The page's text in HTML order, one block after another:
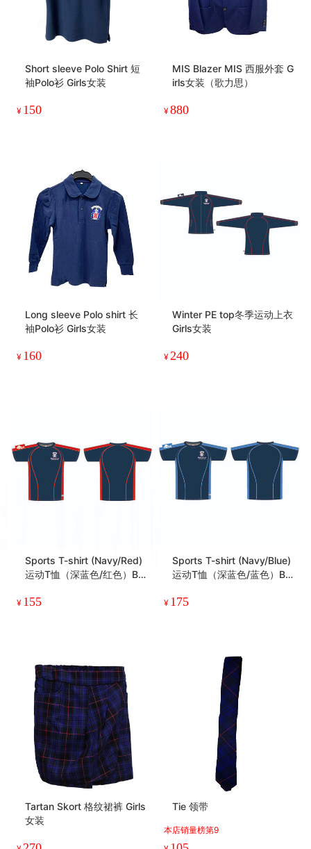
Short sleeve Polo Shirt 短
袖Polo衫 Girls女装
¥ 150
MIS Blazer MIS 西服外套 G
irls女装（歌力思）
¥880
Long sleeve Polo shirt 长
袖Polo衫 Girls女装
¥ 160
Winter PE top冬季运动上衣
Girls女装
¥240
Sports T-shirt (Navy/Red)
运动T恤（深蓝色/红色）Bo
¥ 155
Sports T-shirt (Navy/Blue)
运动T恤（深蓝色/蓝色）Bo
¥ 175
Tartan Skort 格纹裙裤 Girls
女装
Tie 领带
本店销量榜第9